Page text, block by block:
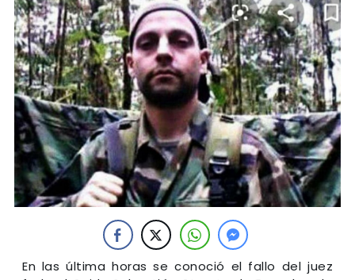
En las última horas se conoció el fallo del juez